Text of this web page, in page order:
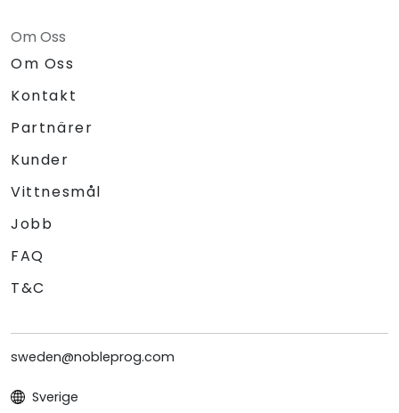
Om Oss
Om Oss
Kontakt
Partnärer
Kunder
Vittnesmål
Jobb
FAQ
T&C
sweden@nobleprog.com
Sverige